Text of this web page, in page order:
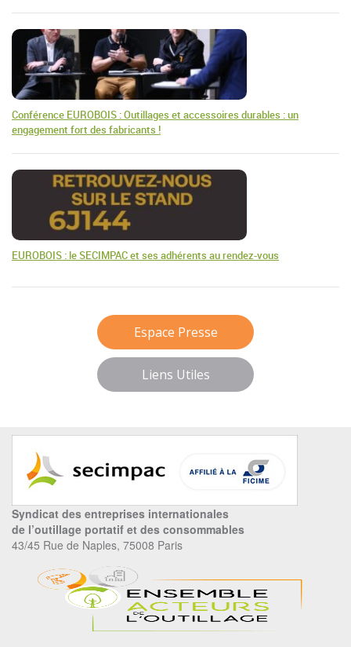
Conférence EUROBOIS : Outillages et accessoires durables : un
engagement fort des fabricants !
EUROBOIS : le SECIMPAC et ses adhérents au rendez-vous
Espace Presse
Liens Utiles
Syndicat des entreprises internationales
de l’outillage portatif et des consommables
43/45 Rue de Naples, 75008 Paris